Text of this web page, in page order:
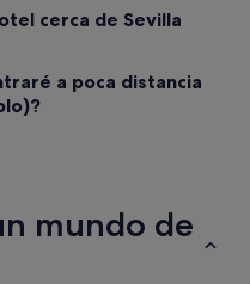
cerca de Sevilla
a poca distancia
mundo de